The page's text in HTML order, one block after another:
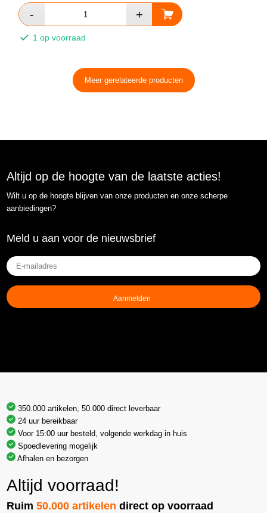
1 op voorraad
Meer gerelateerde producten
Altijd op de hoogte van de laatste acties!
Wilt u op de hoogte blijven van onze producten en onze scherpe
aanbiedingen?
Meld u aan voor de nieuwsbrief
E-
mailadres
(Vereist)
350.000 artikelen, 50.000 direct leverbaar
24 uur bereikbaar
Voor 15:00 uur besteld, volgende werkdag in huis
Spoedlevering mogelijk
Afhalen en bezorgen
Altijd voorraad!
Ruim50.000 artikelen direct op voorraad